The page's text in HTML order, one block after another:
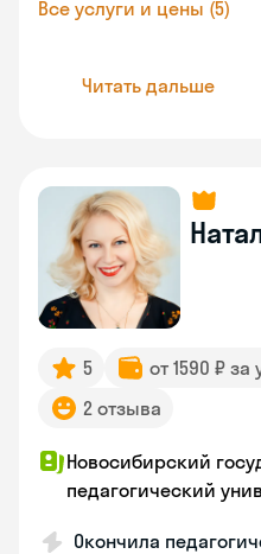
Все услуги и цены (5)
Читать дальше
5 от 1590 ₽ за
2 отзыва
Новосибирский
педагогический
Окончила